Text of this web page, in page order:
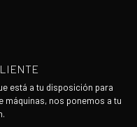
está a tu disposición para
máquinas, nos ponemos a tu